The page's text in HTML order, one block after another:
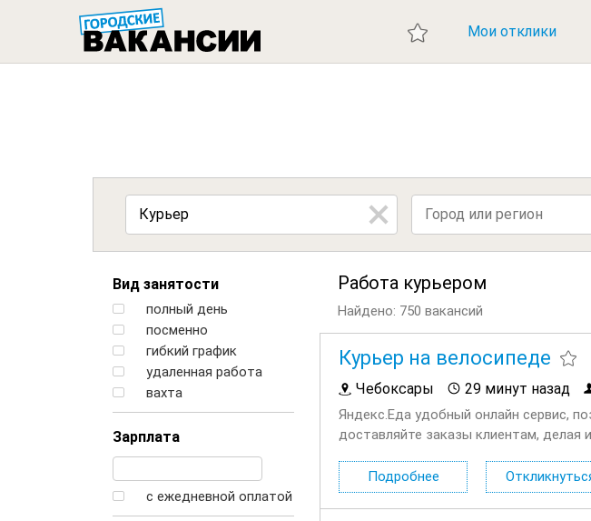
ГОРОДСКИЕ Мои отклики
Вид занятости
полный день
посменно
гибкий график
удаленная работа
вахта
Зарплата
с ежедневной оплатой
Работа курьером
Найдено: 750 вакансий
Курьер на велосипеде
Чебоксары 29 минут назад
Яндекс.Еда удобный онлайн сервис,
доставляйте заказы клиентам, делая
Подробнее